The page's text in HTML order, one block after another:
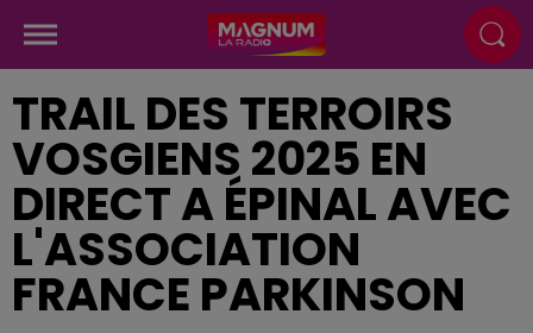
TRAIL DES TERROIRS
VOSGIENS 2025 EN
DIRECT A ÉPINAL AVEC
L'ASSOCIATION
FRANCE PARKINSON